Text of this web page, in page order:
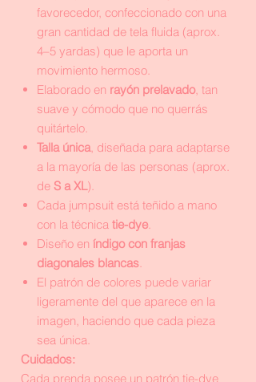
favorecedor, confeccionado con una
gran cantidad de tela fluida (aprox.
4–5 yardas) que le aporta un
movimiento hermoso.
Elaborado en rayón prelavado, tan
suave y cómodo que no querrás
quitártelo.
Talla única, diseñada para adaptarse
a la mayoría de las personas (aprox.
de S a XL).
Cada jumpsuit está teñido a mano
con la técnica tie-dye.
Diseño en índigo con franjas
diagonales blancas.
El patrón de colores puede variar
ligeramente del que aparece en la
imagen, haciendo que cada pieza
sea única.
Cuidados:
Cada prenda posee un patrón tie-dye